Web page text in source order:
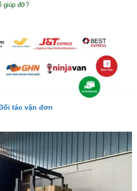
giúp đỡ?
tác vận đơn